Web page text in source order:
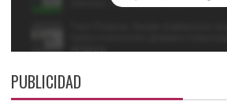
PUBLICIDAD